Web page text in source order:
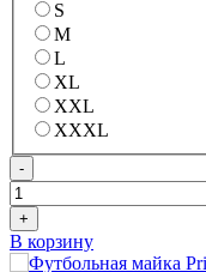
S
M
L
XL
XXL
XXXL
-
+
В корзину